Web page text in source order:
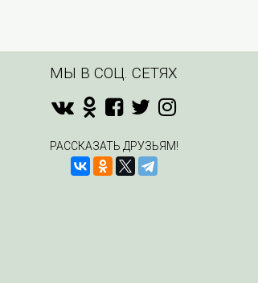
МЫ В СОЦ. СЕТЯХ
РАССКАЗАТЬ ДРУЗЬЯМ!